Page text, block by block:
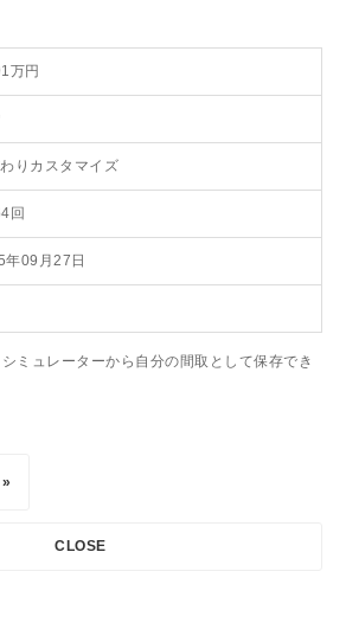
万円
りカスタマイズ
回
年09月27日
ミュレーターから自分の間取として保存でき
CLOSE